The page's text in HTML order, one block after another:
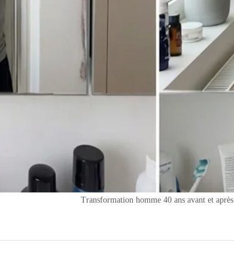
Transformation homme 40 ans avant et après